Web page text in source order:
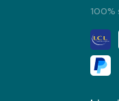
100%